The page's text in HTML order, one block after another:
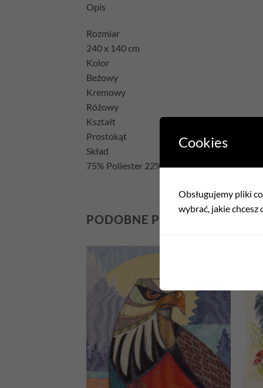
Opis
Rozmiar
240 x 140 cm
Kolor
Beżowy
Kremowy
Różowy
Kształt
Prostokąt
Skład
75% Poliester 22% Bawełna 3% Akryl
PODOBNE PRODUKTY
Cookies
Obsługujemy pliki
wybrać, jakie chcesz